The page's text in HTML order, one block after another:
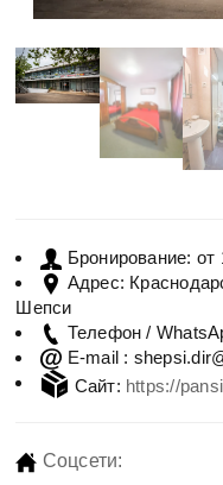
Бронирование: от
Адрес:
Шепси
Телефон /
E-mail :
Сайт: https://
Соцсети: